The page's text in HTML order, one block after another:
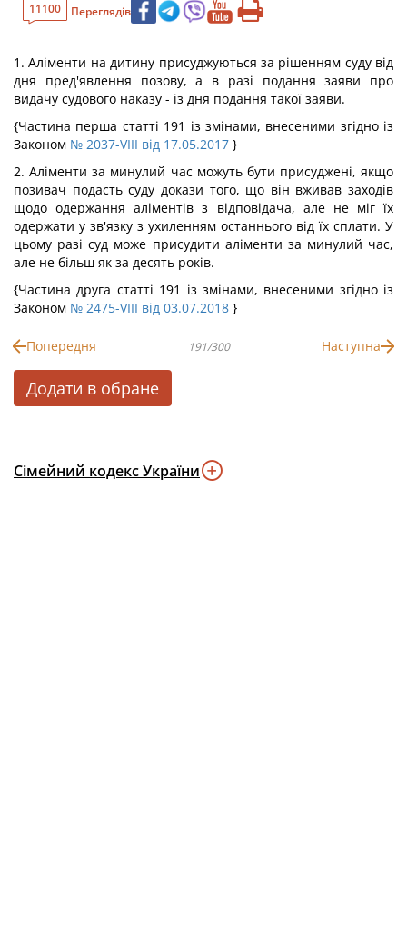
11100 Переглядів
1. Аліменти на дитину присуджуються за рішенням суду від
дня пред'явлення позову, а в разі подання заяви про
видачу судового наказу - із дня подання такої заяви.
{Частина перша статті 191 із змінами, внесеними згідно із
Законом № 2037-VIII від 17.05.2017 }
2. Аліменти за минулий час можуть бути присуджені, якщо
позивач подасть суду докази того, що він вживав заходів
щодо одержання аліментів з відповідача, але не міг їх
одержати у зв'язку з ухиленням останнього від їх сплати. У
цьому разі суд може присудити аліменти за минулий час,
але не більш як за десять років.
{Частина друга статті 191 із змінами, внесеними згідно із
Законом № 2475-VIII від 03.07.2018 }
Попередня 191/300 Наступна
Додати в обране
Сімейний кодекс України